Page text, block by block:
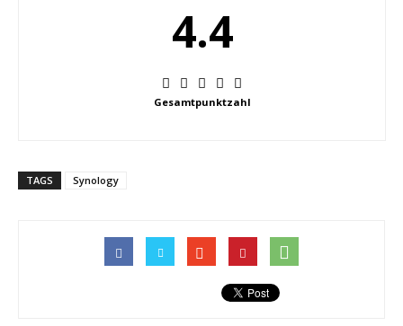
4.4
Gesamtpunktzahl
TAGS Synology